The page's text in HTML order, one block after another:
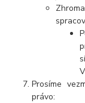
Prosíme
právo: